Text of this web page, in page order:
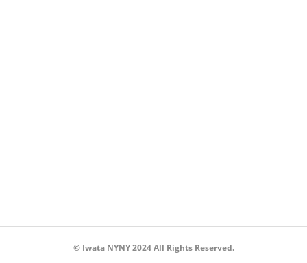
© Iwata NYNY 2024 All Rights Reserved.